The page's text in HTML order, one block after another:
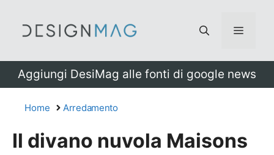
Menu
Aggiungi DesiMag alle fonti di google news
Home Arredamento
Il divano nuvola Maisons